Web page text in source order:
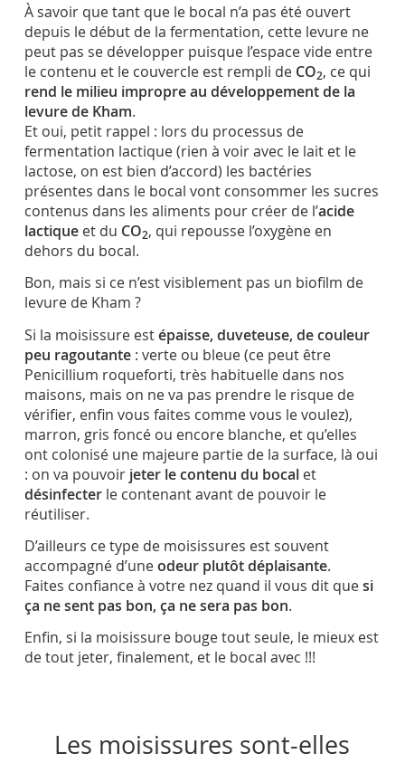
À savoir que tant que le bocal n’a pas été ouvert
depuis le début de la fermentation, cette levure ne
peut pas se développer puisque l’espace vide entre
le contenu et le couvercle est rempli de CO2, ce qui
rend le milieu impropre au développement de la
levure de Kham.
Et oui, petit rappel : lors du processus de
fermentation lactique (rien à voir avec le lait et le
lactose, on est bien d’accord) les bactéries
présentes dans le bocal vont consommer les sucres
contenus dans les aliments pour créer de l’acide
lactique et du CO2, qui repousse l’oxygène en
dehors du bocal.
Bon, mais si ce n’est visiblement pas un biofilm de
levure de Kham ?
Si la moisissure estépaisse, duveteuse, de couleur
peu ragoutante: verte ou bleue (ce peut être
Penicillium roqueforti, très habituelle dans nos
maisons, mais on ne va pas prendre le risque de
vérifier, enfin vous faites comme vous le voulez),
marron, gris foncé ou encore blanche, et qu’elles
ont colonisé une majeure partie de la surface, là oui
: on va pouvoirjeter le contenu du bocalet
désinfecterle contenant avant de pouvoir le
réutiliser.
D’ailleurs ce type de moisissures est souvent
accompagné d’uneodeur plutôt déplaisante.
Faites confiance à votre nez quand il vous dit quesi
ça ne sent pas bon, ça ne sera pas bon.
Enfin, si la moisissure bouge tout seule, le mieux est
de tout jeter, finalement, et le bocal avec !!!
Les moisissures sont-elles